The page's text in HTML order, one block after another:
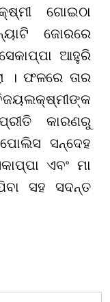
ଗୋଇଠା
ଜୋରରେ
ଆହୁରି
। ଫଳରେ ତାର
କାରଣରୁ
ସନ୍ଦେହ
ଏବଂ ମା
ସହ ସଦନ୍ତ